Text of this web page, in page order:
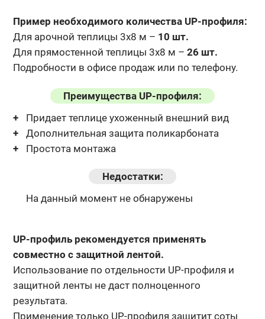
Пример необходимого количества UP-профиля:
Для арочной теплицы 3х8 м – 10 шт.
Для прямостенной теплицы 3х8 м – 26 шт.
Подробности в офисе продаж или по телефону.
Преимущества UP-профиля:
Придает теплице ухоженный внешний вид
Дополнительная защита поликарбоната
Простота монтажа
Недостатки:
На данный момент не обнаружены
UP-профиль рекомендуется применять
совместно с защитной лентой.
Использование по отдельности UP-профиля и
защитной ленты не даст полноценного
результата.
Применение только UP-профиля защитит соты